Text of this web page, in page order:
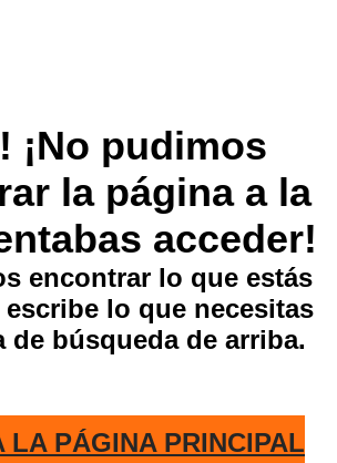
¡No pudimos
la página a la
acceder!
encontrar lo que estás
lo que necesitas
de búsqueda de arriba.
LA PÁGINA PRINCIPAL